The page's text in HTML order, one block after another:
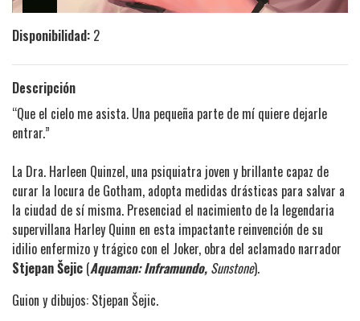
Disponibilidad: 2
Descripción
“Que el cielo me asista. Una pequeña parte de mí quiere dejarle
entrar.”
La Dra. Harleen Quinzel, una psiquiatra joven y brillante capaz de
curar la locura de Gotham, adopta medidas drásticas para salvar a
la ciudad de sí misma. Presenciad el nacimiento de la legendaria
supervillana Harley Quinn en esta impactante reinvención de su
idilio enfermizo y trágico con el Joker, obra del aclamado narrador
Stjepan Šejic (Aquaman: Inframundo, Sunstone).
Guion y dibujos: Stjepan Šejic.